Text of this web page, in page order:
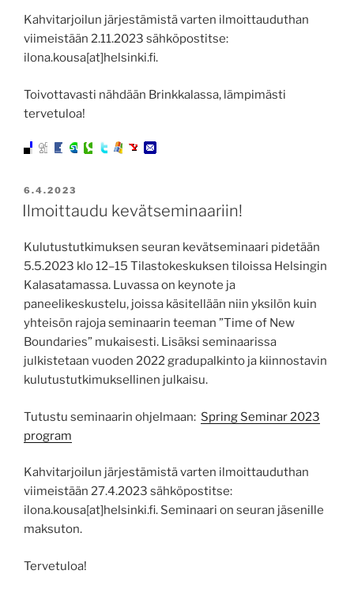
Kahvitarjoilun järjestämistä varten ilmoittauduthan
viimeistään 2.11.2023 sähköpostitse:
ilona.kousa[at]helsinki.fi.
Toivottavasti nähdään Brinkkalassa, lämpimästi
tervetuloa!
JULKAISTU
6.4.2023
Ilmoittaudu kevätseminaariin!
Kulutustutkimuksen seuran kevätseminaari pidetään
5.5.2023 klo 12–15 Tilastokeskuksen tiloissa Helsingin
Kalasatamassa. Luvassa on keynote ja
paneelikeskustelu, joissa käsitellään niin yksilön kuin
yhteisön rajoja seminaarin teeman ”Time of New
Boundaries” mukaisesti. Lisäksi seminaarissa
julkistetaan vuoden 2022 gradupalkinto ja kiinnostavin
kulutustutkimuksellinen julkaisu.
Tutustu seminaarin ohjelmaan: Spring Seminar 2023
program
Kahvitarjoilun järjestämistä varten ilmoittauduthan
viimeistään 27.4.2023 sähköpostitse:
ilona.kousa[at]helsinki.fi. Seminaari on seuran jäsenille
maksuton.
Tervetuloa!